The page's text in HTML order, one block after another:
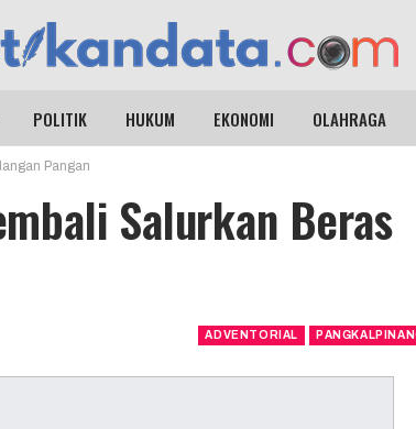
POLITIK HUKUM EKONOMI OLAHRAGA
Pangan
Salurkan Beras
ADVENTORIAL